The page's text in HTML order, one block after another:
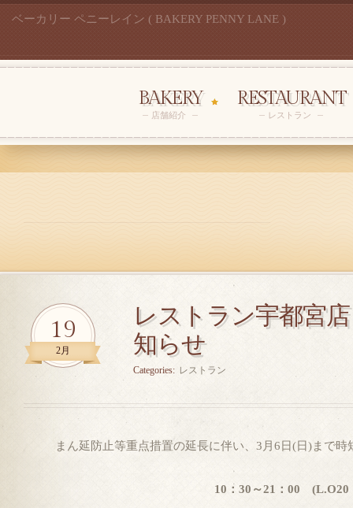
ベーカリー ペニーレイン ( BAKERY PENNY LANE )
BAKERY
店舗紹介
RESTAURANT
レストラン
19
2月
レストラン宇都宮
知らせ
Categories: レストラン
まん延防止等重点措置の延長に伴い、3月6日(日)まで
10：30～21：00 (L.O20